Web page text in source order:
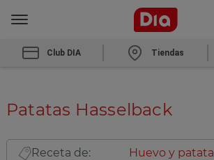
Club DIA Tiendas
Patatas Hasselback
Receta de:
Huevo y patata